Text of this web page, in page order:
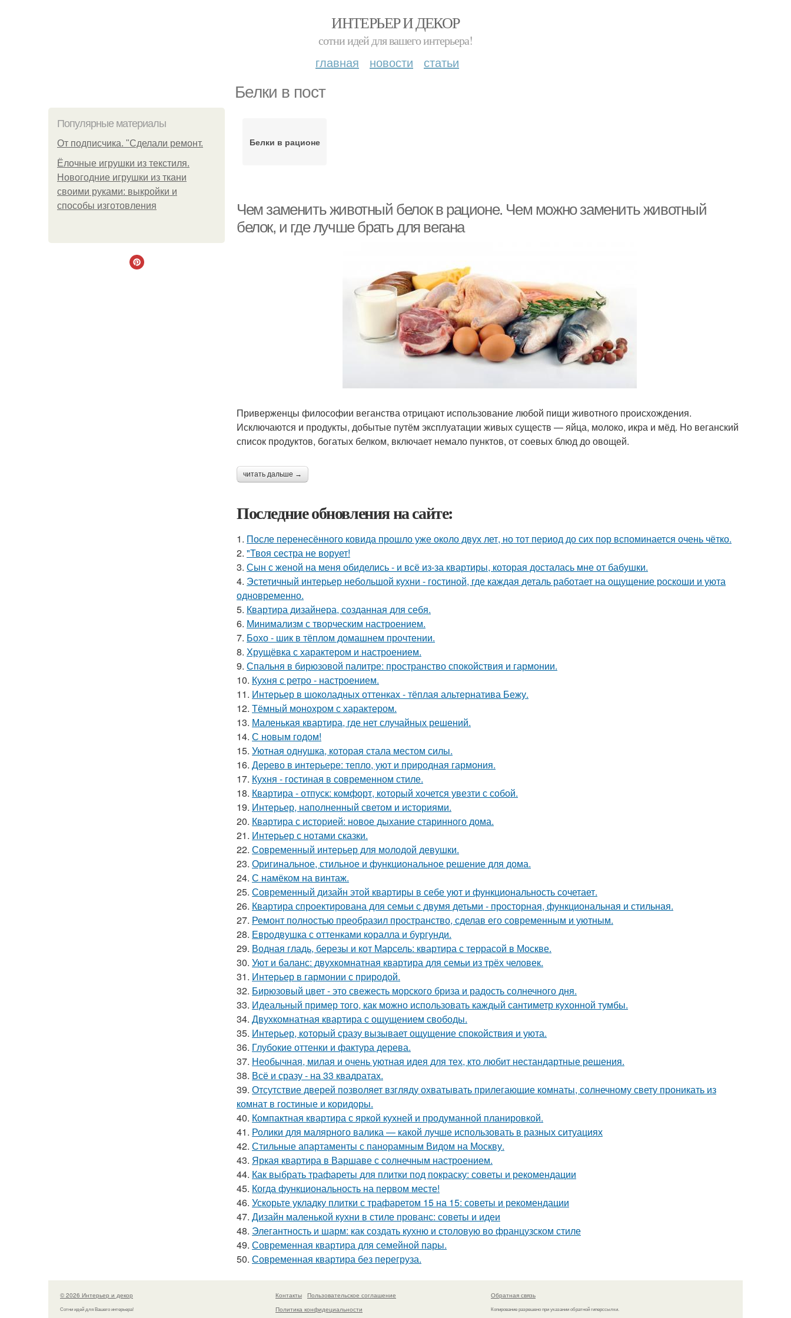
ИНТЕРЬЕР И ДЕКОР
сотни идей для вашего интерьера!
главная новости статьи
Белки в пост
Популярные материалы
От подписчика. "Сделали ремонт.
Ёлочные игрушки из текстиля.
Новогодние игрушки из ткани
своими руками: выкройки и
способы изготовления
Белки в рационе
Чем заменить животный белок в рационе. Чем можно заменить животный
белок, и где лучше брать для вегана
Приверженцы философии веганства отрицают использование любой пищи животного происхождения.
Исключаются и продукты, добытые путём эксплуатации живых существ — яйца, молоко, икра и мёд. Но веганский
список продуктов, богатых белком, включает немало пунктов, от соевых блюд до овощей.
читать дальше →
Последние обновления на сайте:
1. После перенесённого ковида прошло уже около двух лет, но тот период до сих пор вспоминается очень чётко.
2. "Твоя сестра не ворует!
3. Сын с женой на меня обиделись - и всё из-за квартиры, которая досталась мне от бабушки.
4. Эстетичный интерьер небольшой кухни - гостиной, где каждая деталь работает на ощущение роскоши и уюта
одновременно.
5. Квартира дизайнера, созданная для себя.
6. Минимализм с творческим настроением.
7. Бохо - шик в тёплом домашнем прочтении.
8. Хрущёвка с характером и настроением.
9. Спальня в бирюзовой палитре: пространство спокойствия и гармонии.
10. Кухня с ретро - настроением.
11. Интерьер в шоколадных оттенках - тёплая альтернатива Бежу.
12. Тёмный монохром с характером.
13. Маленькая квартира, где нет случайных решений.
14. С новым годом!
15. Уютная однушка, которая стала местом силы.
16. Дерево в интерьере: тепло, уют и природная гармония.
17. Кухня - гостиная в современном стиле.
18. Квартира - отпуск: комфорт, который хочется увезти с собой.
19. Интерьер, наполненный светом и историями.
20. Квартира с историей: новое дыхание старинного дома.
21. Интерьер с нотами сказки.
22. Современный интерьер для молодой девушки.
23. Оригинальное, стильное и функциональное решение для дома.
24. С намёком на винтаж.
25. Современный дизайн этой квартиры в себе уют и функциональность сочетает.
26. Квартира спроектирована для семьи с двумя детьми - просторная, функциональная и стильная.
27. Ремонт полностью преобразил пространство, сделав его современным и уютным.
28. Евродвушка с оттенками коралла и бургунди.
29. Водная гладь, березы и кот Марсель: квартира с террасой в Москве.
30. Уют и баланс: двухкомнатная квартира для семьи из трёх человек.
31. Интерьер в гармонии с природой.
32. Бирюзовый цвет - это свежесть морского бриза и радость солнечного дня.
33. Идеальный пример того, как можно использовать каждый сантиметр кухонной тумбы.
34. Двухкомнатная квартира с ощущением свободы.
35. Интерьер, который сразу вызывает ощущение спокойствия и уюта.
36. Глубокие оттенки и фактура дерева.
37. Необычная, милая и очень уютная идея для тех, кто любит нестандартные решения.
38. Всё и сразу - на 33 квадратах.
39. Отсутствие дверей позволяет взгляду охватывать прилегающие комнаты, солнечному свету проникать из
комнат в гостиные и коридоры.
40. Компактная квартира с яркой кухней и продуманной планировкой.
41. Ролики для малярного валика — какой лучше использовать в разных ситуациях
42. Стильные апартаменты с панорамным Видом на Москву.
43. Яркая квартира в Варшаве с солнечным настроением.
44. Как выбрать трафареты для плитки под покраску: советы и рекомендации
45. Когда функциональность на первом месте!
46. Ускорьте укладку плитки с трафаретом 15 на 15: советы и рекомендации
47. Дизайн маленькой кухни в стиле прованс: советы и идеи
48. Элегантность и шарм: как создать кухню и столовую во французском стиле
49. Современная квартира для семейной пары.
50. Современная квартира без перегруза.
© 2026 Интерьер и декор
Сотни идей для Вашего интерьера!
Контакты
Пользовательское соглашение
Политика конфидециальности
Обратная связь
Копирование разрешено при указании обратной гиперссылки.